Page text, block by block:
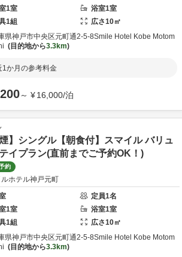
1室 浴室1室
1組 広さ10㎡
県神戸市中央区元町通2-5-8Smile Hotel Kobe Motom
目的地から3.3km
1か月の参考料金
～ ¥16,000/泊
煙】シングル【朝食付】スマイル バリュ
イプラン(直前までご予約OK！)
約
ルホテル神戸元町
定員1名
1室 浴室1室
1組 広さ10㎡
県神戸市中央区元町通2-5-8Smile Hotel Kobe Motom
目的地から3.3km